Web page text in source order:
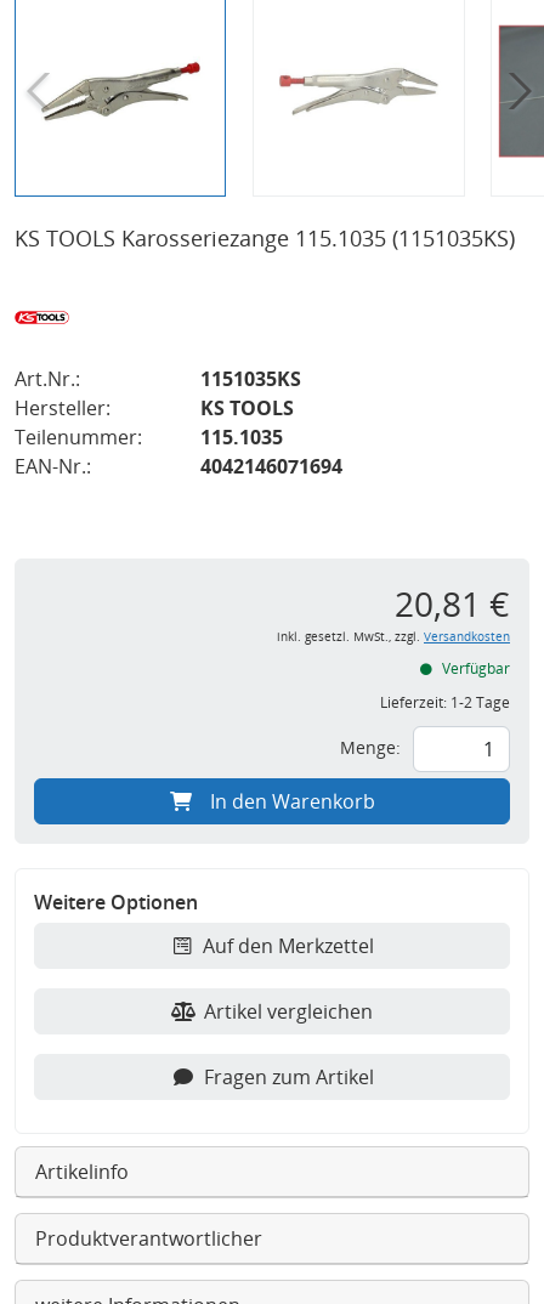
KS TOOLS Karosseriezange 115.1035 (1151035KS)
Art.Nr.:
1151035KS
Hersteller:
KS TOOLS
Teilenummer:
115.1035
EAN-Nr.:
4042146071694
20,81 €
inkl. gesetzl. MwSt., zzgl. Versandkosten
Verfügbar
Lieferzeit: 1-2 Tage
Menge:
In den Warenkorb
Weitere Optionen
Auf den Merkzettel
Artikel vergleichen
Fragen zum Artikel
Artikelinfo
Produktverantwortlicher